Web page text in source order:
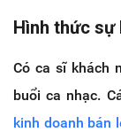
Hình thức sự
Có ca sĩ khách
buổi ca nhạc.
kinh doanh bán